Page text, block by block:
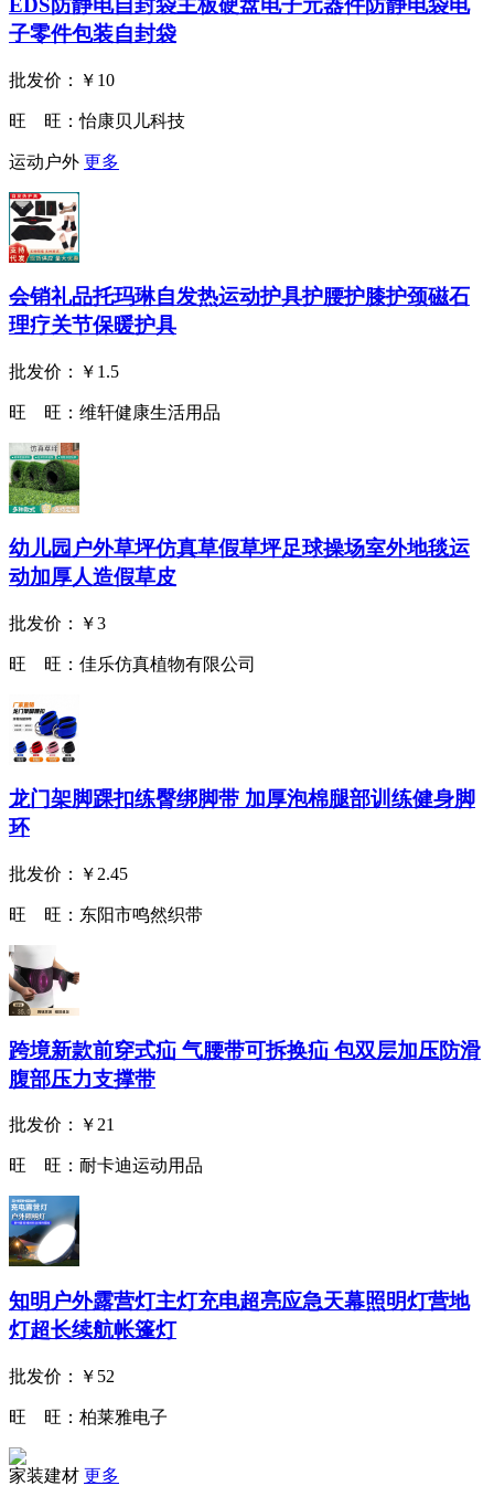
EDS防静电自封袋主板硬盘电子元器件防静电袋电
子零件包装自封袋
批发价： ￥10
旺 旺：怡康贝儿科技
运动户外 更多
会销礼品托玛琳自发热运动护具护腰护膝护颈磁石
理疗关节保暖护具
批发价： ￥1.5
旺 旺： 维轩健康生活用品
幼儿园户外草坪仿真草假草坪足球操场室外地毯运
动加厚人造假草皮
批发价： ￥3
旺 旺： 佳乐仿真植物有限公司
龙门架脚踝扣练臀绑脚带 加厚泡棉腿部训练健身脚
环
批发价： ￥2.45
旺 旺： 东阳市鸣然织带
跨境新款前穿式疝 气腰带可拆换疝 包双层加压防滑
腹部压力支撑带
批发价： ￥21
旺 旺： 耐卡迪运动用品
知明户外露营灯主灯充电超亮应急天幕照明灯营地
灯超长续航帐篷灯
批发价： ￥52
旺 旺： 柏莱雅电子
家装建材 更多